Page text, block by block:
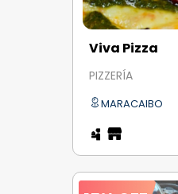
Viva Pizza
PIZZERÍA
MARACAIBO